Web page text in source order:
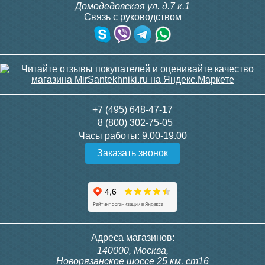
Домодедовская ул. д.7 к.1
Связь с руководством
+7 (495) 648-47-17
8 (800) 302-75-05
Часы работы: 9.00-19.00
Заказать звонок
Адреса магазинов:
140000, Москва,
Новорязанское шоссе 25 км, ст16